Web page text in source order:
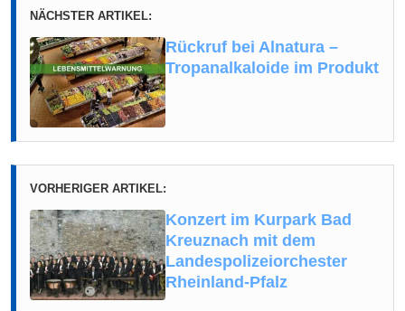
NÄCHSTER ARTIKEL:
Rückruf bei Alnatura –
Tropanalkaloide im Produkt
VORHERIGER ARTIKEL:
Konzert im Kurpark Bad
Kreuznach mit dem
Landespolizeiorchester
Rheinland-Pfalz